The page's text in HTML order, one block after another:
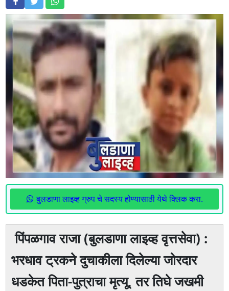
बुलडाणा लाइव्ह ग्रुप चे सदस्य होण्यासाठी येथे क्लिक करा.
पिंपळगाव राजा (बुलडाणा लाइव्ह वृत्तसेवा) :
भरधाव ट्रकने दुचाकीला दिलेल्या जोरदार
धडकेत पिता-पुत्राचा मृत्यू, तर तिघे जखमी